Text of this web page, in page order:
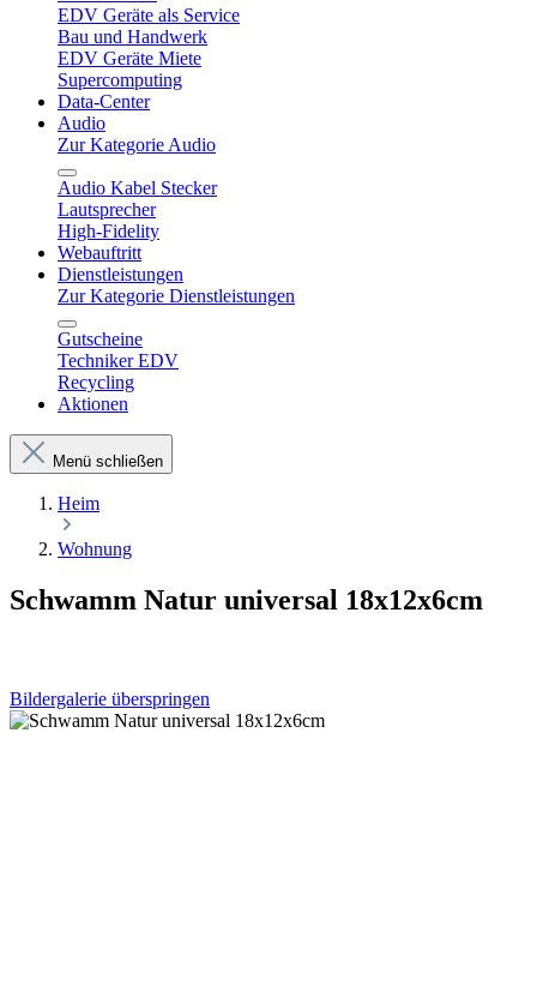
EDV Geräte als Service
Bau und Handwerk
EDV Geräte Miete
Supercomputing
Data-Center
Audio
Zur Kategorie Audio
Audio Kabel Stecker
Lautsprecher
High-Fidelity
Webauftritt
Dienstleistungen
Zur Kategorie Dienstleistungen
Gutscheine
Techniker EDV
Recycling
Aktionen
Menü schließen
Heim
Wohnung
Schwamm Natur universal 18x12x6cm
Bildergalerie überspringen